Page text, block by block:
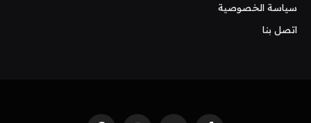
سياسة الخصوصية
اتصل بنا